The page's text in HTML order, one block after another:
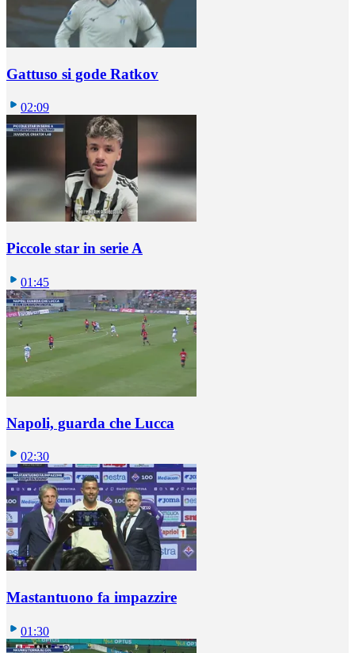
Gattuso si gode Ratkov
02:09
Piccole star in serie A
01:45
Napoli, guarda che Lucca
02:30
Mastantuono fa impazzire
01:30